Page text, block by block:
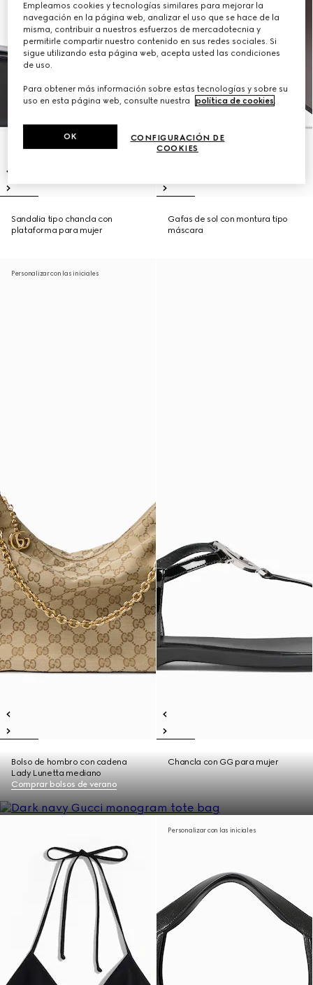
Sandalia tipo chancla con
plataforma para mujer
Gafas de sol con montura tipo
máscara
Personalizar con las iniciales
Bolso de hombro con cadena
Lady Lunetta mediano
Chancla con GG para mujer
Comprar bolsos de verano
Personalizar con las iniciales
Empleamos cookies y tecnologías similares para mejorar la
navegación en la página web, analizar el uso que se hace de la
misma, contribuir a nuestros esfuerzos de mercadotecnia y
permitirle compartir nuestro contenido en sus redes sociales. Si
sigue utilizando esta página web, acepta usted las condiciones
de uso.
Para obtener más información sobre estas tecnologías y sobre su
uso en esta página web, consulte nuestra
política de cookies.
CONFIGURACIÓN DE
COOKIES
OK